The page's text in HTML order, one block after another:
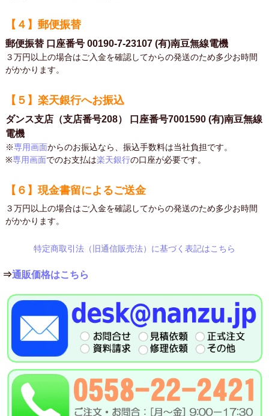
【４】郵便振替
郵便振替 口座番号 00190-7-23107 (有)南豆無線電機
３万円以上の場合はご入金を確認してからの発送のため多少お時間
がかかります。
【５】楽天銀行へお振込
ダンス支店（支店番号208） 口座番号7001590 (有)南豆無線
電機
※専用画面からのお振込なら、振込手数料は当社負担です。
※専用画面でのお支払は楽天銀行の口座が必要です。
【６】現金書留によるご送金
３万円以上の場合はご入金を確認してからの発送のため多少お時間
がかかります。
特定商取引法（旧通信販売法）に基づく表記はこちら
⇒通販価格はこちら